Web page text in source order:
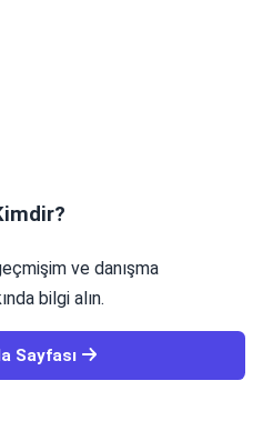
ve danışma
bilgi alın.
Sayfası